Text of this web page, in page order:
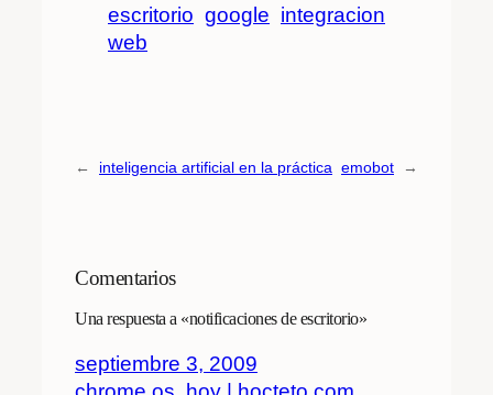
escritorio google integracion
web
← inteligencia artificial en la práctica emobot →
Comentarios
Una respuesta a «notificaciones de escritorio»
septiembre 3, 2009